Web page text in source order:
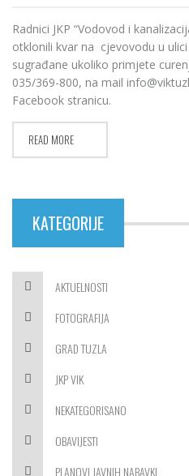
Radnici JKP “Vodovod i
otklonili kvar na cjevovodu u
sugrađane ukoliko primjete
035/369-800, na mail
Facebook stranicu.
READ MORE
KATEGORIJE
AKTUELNOSTI
FOTOGRAFIJA
GRAD TUZLA
JKP VIK
NEKATEGORISANO
OBAVIJESTI
PLANOVI JAVNIH NABAVKI